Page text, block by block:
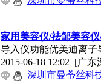
家用美容仪/祛邹美容
导入仪功能优美迪离
2015-06-18 12:02 [广东
深圳市曼蒂丝科